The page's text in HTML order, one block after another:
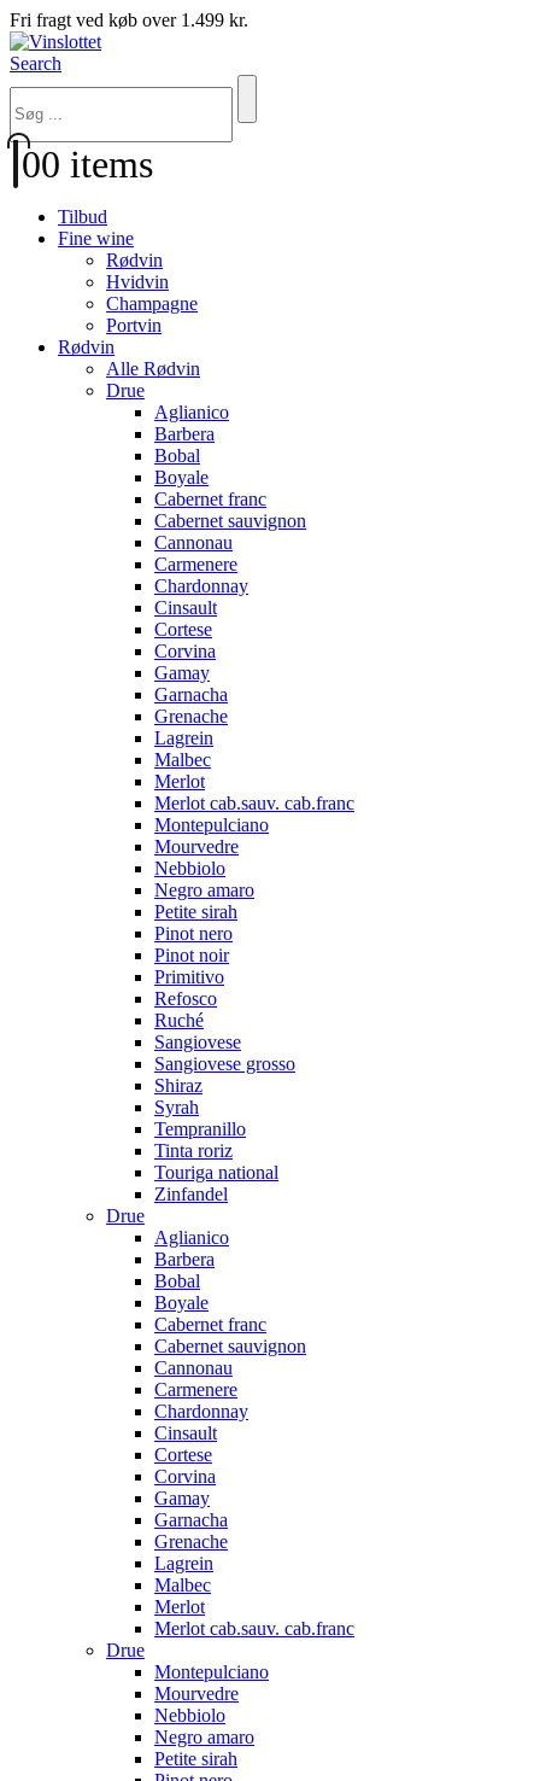
Fri fragt ved køb over 1.499 kr.
Search
00 items
Tilbud
Fine wine
Rødvin
Hvidvin
Champagne
Portvin
Rødvin
Alle Rødvin
Drue
Aglianico
Barbera
Bobal
Boyale
Cabernet franc
Cabernet sauvignon
Cannonau
Carmenere
Chardonnay
Cinsault
Cortese
Corvina
Gamay
Garnacha
Grenache
Lagrein
Malbec
Merlot
Merlot cab.sauv. cab.franc
Montepulciano
Mourvedre
Nebbiolo
Negro amaro
Petite sirah
Pinot nero
Pinot noir
Primitivo
Refosco
Ruché
Sangiovese
Sangiovese grosso
Shiraz
Syrah
Tempranillo
Tinta roriz
Touriga national
Zinfandel
Drue
Aglianico
Barbera
Bobal
Boyale
Cabernet franc
Cabernet sauvignon
Cannonau
Carmenere
Chardonnay
Cinsault
Cortese
Corvina
Gamay
Garnacha
Grenache
Lagrein
Malbec
Merlot
Merlot cab.sauv. cab.franc
Drue
Montepulciano
Mourvedre
Nebbiolo
Negro amaro
Petite sirah